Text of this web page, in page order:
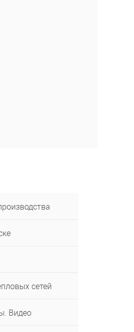
сетей
Видео